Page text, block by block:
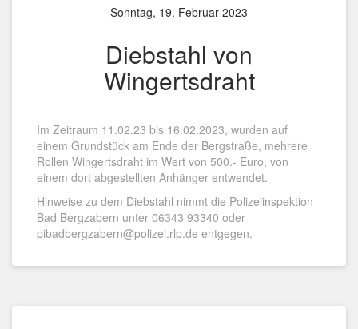
Sonntag, 19. Februar 2023
Diebstahl von
Wingertsdraht
Im Zeitraum 11.02.23 bis 16.02.2023, wurden auf
einem Grundstück am Ende der Bergstraße, mehrere
Rollen Wingertsdraht im Wert von 500.- Euro, von
einem dort abgestellten Anhänger entwendet.
Hinweise zu dem Diebstahl nimmt die Polizeiinspektion
Bad Bergzabern unter 06343 93340 oder
pibadbergzabern@polizei.rlp.de entgegen.